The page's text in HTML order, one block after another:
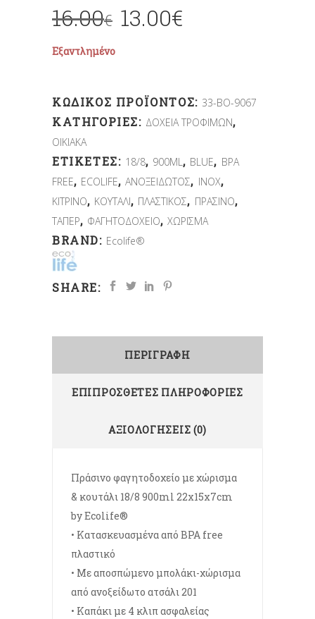
16.00€ 13.00€
Εξαντλημένο
ΚΩΔΙΚΌΣ ΠΡΟΪΌΝΤΟΣ: 33-BO-9067
ΚΑΤΗΓΟΡΊΕΣ: ΔΟΧΕΙΑ ΤΡΟΦΙΜΩΝ,
ΟΙΚΙΑΚΑ
ΕΤΙΚΈΤΕΣ: 18/8, 900ML, BLUE, BPA
FREE, ECOLIFE,ΑΝΟΞΕΙΔΩΤΟΣ, ΙΝΟΧ,
ΚΙΤΡΙΝΟ, ΚΟΥΤΑΛΙ, ΠΛΑΣΤΙΚΟΣ, ΠΡΑΣΙΝΟ,
ΤΑΠΕΡ, ΦΑΓΗΤΟΔΟΧΕΙΟ,ΧΩΡΙΣΜΑ
BRAND: Ecolife®
SHARE:
ΠΕΡΙΓΡΑΦΉ
ΕΠΙΠΡΌΣΘΕΤΕΣ ΠΛΗΡΟΦΟΡΊΕΣ
ΑΞΙΟΛΟΓΉΣΕΙΣ (0)
Πράσινο φαγητοδοχείο με χώρισμα
& κουτάλι 18/8 900ml 22x15x7cm
by Ecolife®
• Κατασκευασμένα από BPA free
πλαστικό
• Με αποσπώμενο μπολάκι-χώρισμα
από ανοξείδωτο ατσάλι 201
• Καπάκι με 4 κλιπ ασφαλείας